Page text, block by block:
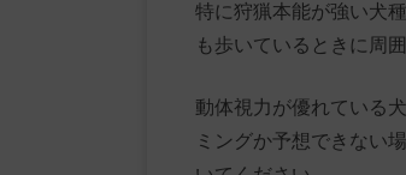
特に狩猟本能が強い犬
も歩いているときに周
動体視力が優れている
ミングか予想できない